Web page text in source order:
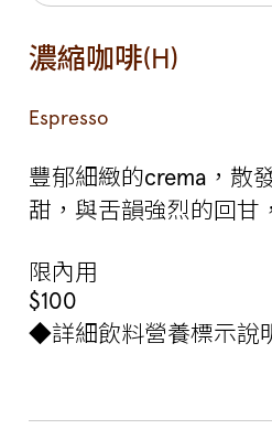
濃縮咖啡(H)
Espresso
豐郁細緻的crema，散
甜，與舌韻強烈的回甘
限內用
$100
◆詳細飲料營養標示說